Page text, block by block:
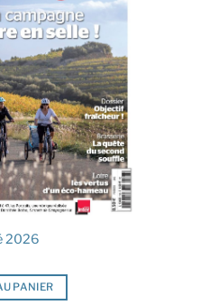
2026
PANIER